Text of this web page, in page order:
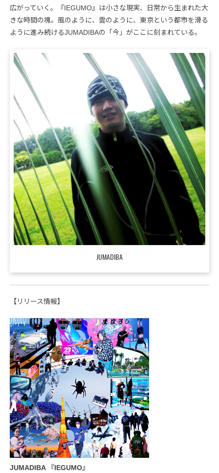
広がっていく。『IEGUMO』は小さな現実、日常から生まれた大
きな時間の塊。風のように、雲のように、東京という都市を滑る
ように進み続けるJUMADIBAの「今」がここに刻まれている。
JUMADIBA
【リリース情報】
JUMADIBA 『IEGUMO』